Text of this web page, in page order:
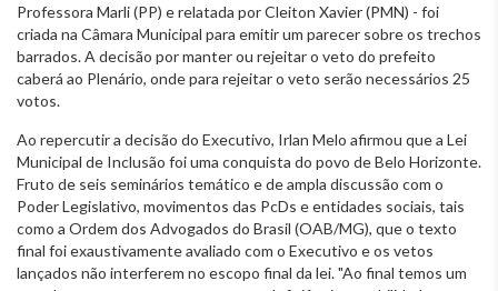
Professora Marli (PP) e relatada por Cleiton Xavier (PMN) - foi
criada na Câmara Municipal para emitir um parecer sobre os trechos
barrados. A decisão por manter ou rejeitar o veto do prefeito
caberá ao Plenário, onde para rejeitar o veto serão necessários 25
votos.
Ao repercutir a decisão do Executivo, Irlan Melo afirmou que a Lei
Municipal de Inclusão foi uma conquista do povo de Belo Horizonte.
Fruto de seis seminários temático e de ampla discussão com o
Poder Legislativo, movimentos das PcDs e entidades sociais, tais
como a Ordem dos Advogados do Brasil (OAB/MG), que o texto
final foi exaustivamente avaliado com o Executivo e os vetos
lançados não interferem no escopo final da lei. "Ao final temos um